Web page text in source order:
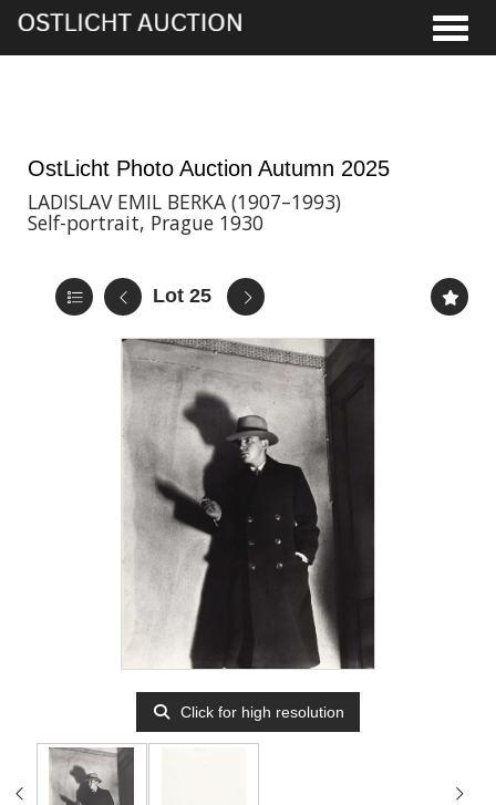
OstLicht Photo Auction Autumn 2025
LADISLAV EMIL BERKA (1907–1993)
Self-portrait, Prague 1930
Lot 25
Click for high resolution